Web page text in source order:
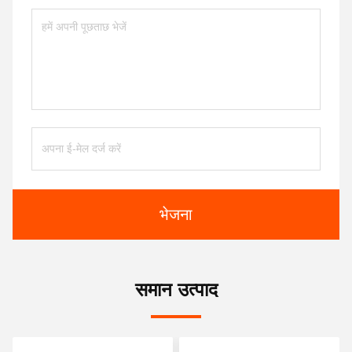
भेजना
समान उत्पाद